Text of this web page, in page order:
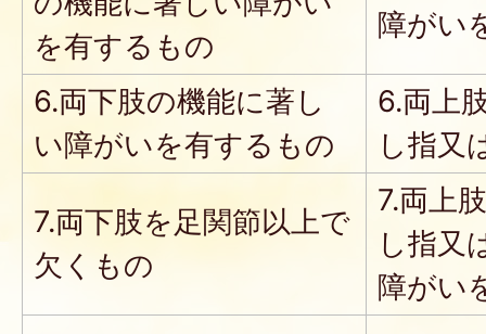
を有するもの
障がい
6.両下肢の機能に著し
い障がいを有するもの
6.両上
し指又
7.両下肢を足関節以上で
欠くもの
7.両上
し指又
障がい